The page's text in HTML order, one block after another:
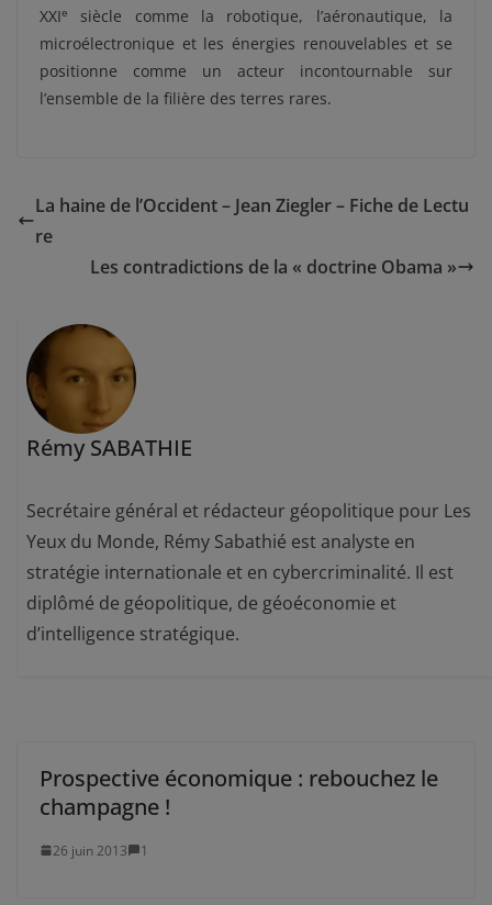
XXIe
siècle comme la robotique, l’aéronautique, la
microélectronique et les énergies renouvelables et se
positionne comme un acteur incontournable sur
l’ensemble de la filière des terres rares.
La haine de l’Occident – Jean Ziegler – Fiche de Lectu
re
Les contradictions de la « doctrine Obama »
Rémy SABATHIE
Secrétaire général et rédacteur géopolitique pour Les
Yeux du Monde, Rémy Sabathié est analyste en
stratégie internationale et en cybercriminalité. Il est
diplômé de géopolitique, de géoéconomie et
d’intelligence stratégique.
Prospective économique : rebouchez le
champagne !
26 juin 2013 1